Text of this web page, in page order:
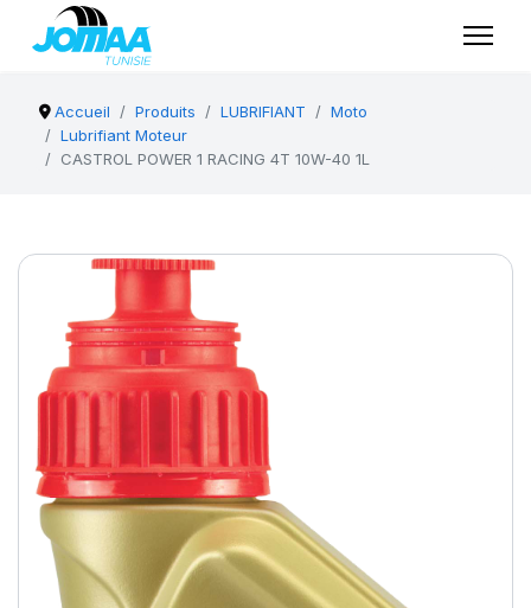
Accueil Produits LUBRIFIANT
Moto
Lubrifiant Moteur
CASTROL POWER 1 RACING 4T 10W-40 1L